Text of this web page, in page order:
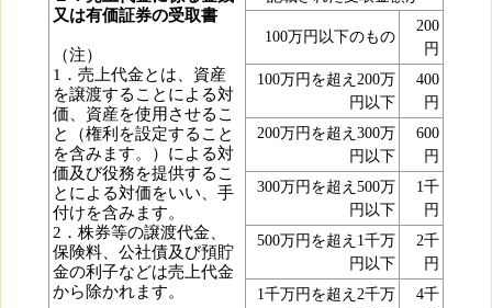
又は有価証券の受取書
（注）
1．売上代金とは、資産
を譲渡することによる対
価、資産を使用させるこ
と（権利を設定すること
を含みます。）による対
価及び役務を提供するこ
とによる対価をいい、手
付けを含みます。
2．株券等の譲渡代金、
保険料、公社債及び預貯
金の利子などは売上代金
から除かれます。
100万円以下のもの
200
円
100万円を超え200万
円以下
400
円
200万円を超え300万
円以下
600
円
300万円を超え500万
円以下
1千
円
500万円を超え1千万
円以下
2千
円
1千万円を超え2千万
4千